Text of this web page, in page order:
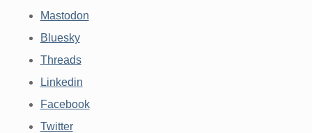
Mastodon
Bluesky
Threads
Linkedin
Facebook
Twitter